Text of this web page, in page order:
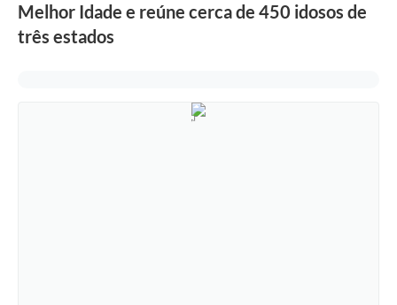
Melhor Idade e reúne cerca de 450 idosos de
três estados